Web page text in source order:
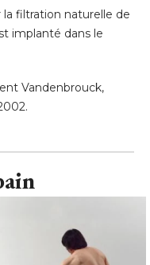
filtration naturelle de
implanté dans le
Vandenbrouck,